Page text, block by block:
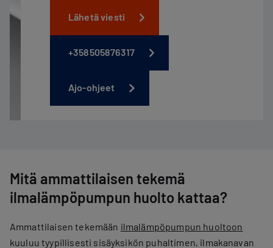
Lähetä viesti
+358505876317
Ajo-ohjeet
Mitä ammattilaisen tekemä
ilmalämpöpumpun huolto kattaa?
Ammattilaisen tekemään ilmalämpöpumpun huoltoon
kuuluu tyypillisesti sisäyksikön puhaltimen, ​​ilmakanavan